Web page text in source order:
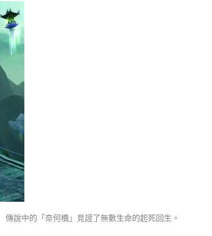
傳說中的「奈何橋」見證了無數生命的起死回生。